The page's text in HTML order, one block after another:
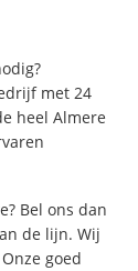
met 24
heel Almere
Bel ons dan
de lijn. Wij
goed